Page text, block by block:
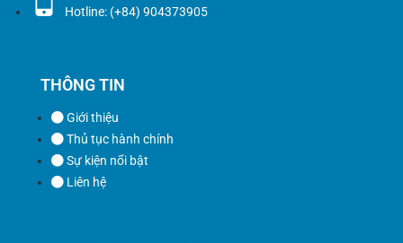
Hotline: (+84) 904373905
THÔNG TIN
Giới thiệu
Thủ tục hành chính
Sự kiện nổi bật
Liên hệ